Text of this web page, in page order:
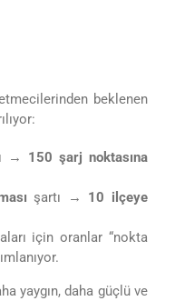
beklenen
→ 150 şarj noktasına
şartı → 10 ilçeye
için oranlar “nokta
yaygın, daha güçlü ve